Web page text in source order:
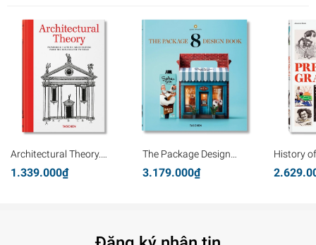
Architectural Theory.
Pioneering Texts on
Architecture from the
1.339.000₫
The Package Design
Book 8
3.179.000₫
History